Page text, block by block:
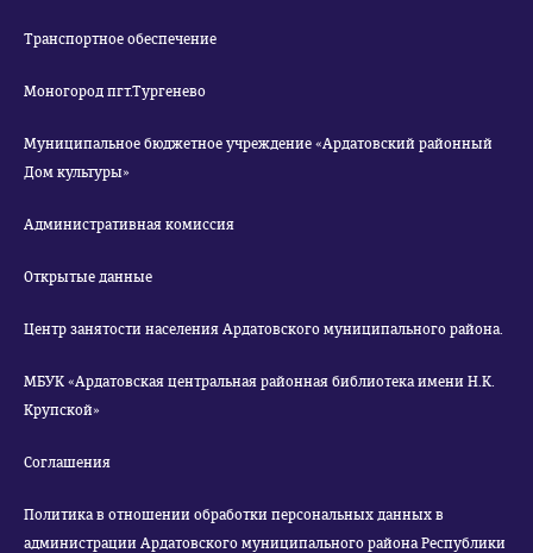
Транспортное обеспечение
Моногород пгт.Тургенево
Муниципальное бюджетное учреждение «Ардатовский районный
Дом культуры»
Административная комиссия
Открытые данные
Центр занятости населения Ардатовского муниципального района.
МБУК «Ардатовская центральная районная библиотека имени Н.К.
Крупской»
Соглашения
Политика в отношении обработки персональных данных в
администрации Ардатовского муниципального района Республики